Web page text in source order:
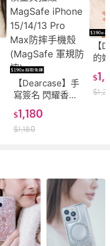
【Dearcase】手
寫簽名 閃耀香檳
金貝拉殼
MagSafe iPhone
15/14/13 Pro
$1,180
$1,180
【
的
金
15/
$
$